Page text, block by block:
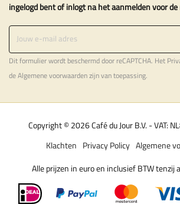
ingelogd bent of inlogt na het aanmelden voor
Dit formulier wordt beschermd door reCAPTCHA. Het
deAlgemene voorwaardenzijn van toepassing.
Copyright © 2026 Café du Jour B.V. - VAT:
Algemene
Privacy Policy
Klachten
Alle prijzen in euro en inclusief BTW tenzij